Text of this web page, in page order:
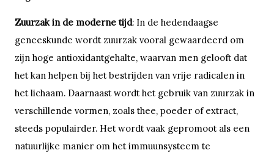
Zuurzak in de moderne tijd: In de hedendaagse
geneeskunde wordt zuurzak vooral gewaardeerd om
zijn hoge antioxidantgehalte, waarvan men gelooft dat
het kan helpen bij het bestrijden van vrije radicalen in
het lichaam. Daarnaast wordt het gebruik van zuurzak in
verschillende vormen, zoals thee, poeder of extract,
steeds populairder. Het wordt vaak gepromoot als een
natuurlijke manier om het immuunsysteem te